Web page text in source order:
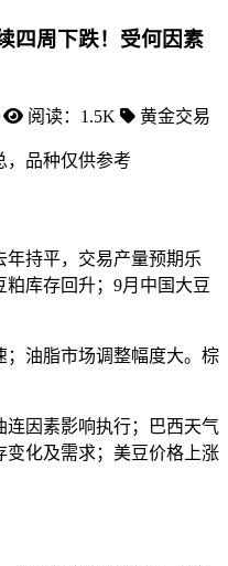
四周下跌！受何因素
阅读：1.5K 黄金交易
，品种仅供参考
年持平，交易产量预期乐
库存回升；9月中国大豆
；油脂市场调整幅度大。棕
因素影响执行；巴西天气
变化及需求；美豆价格上涨